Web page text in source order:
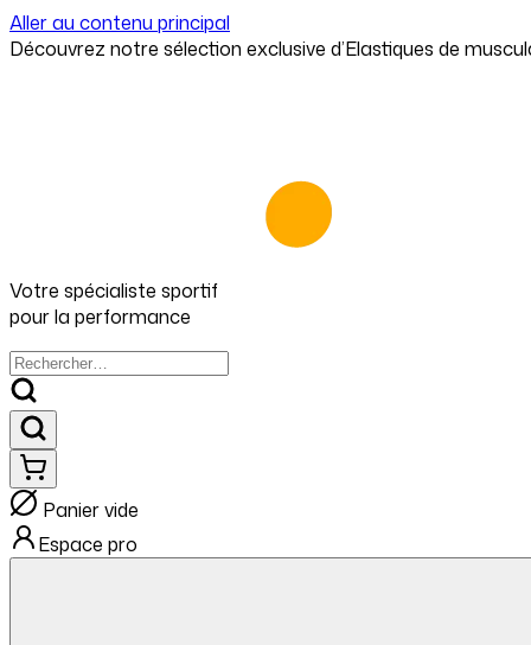
Aller au contenu principal
Votre spécialiste sportif
pourla performance
Panier vide
Espace pro